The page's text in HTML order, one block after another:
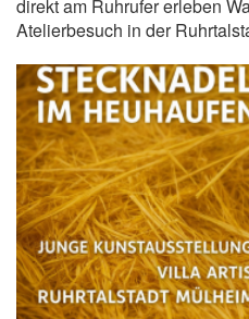
direkt am Ruhrufer erleben
Atelierbesuch in der